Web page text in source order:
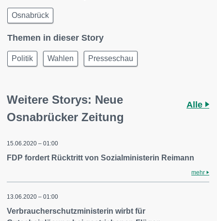
Osnabrück
Themen in dieser Story
Politik Wahlen Presseschau
Weitere Storys: Neue
Osnabrücker Zeitung
Alle
15.06.2020 – 01:00
FDP fordert Rücktritt von Sozialministerin Reimann
mehr
13.06.2020 – 01:00
Verbraucherschutzministerin wirbt für